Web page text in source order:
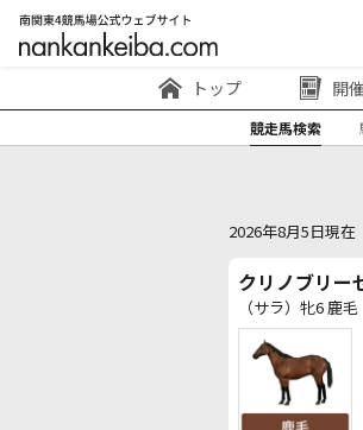
トップ 開
競走馬検索
2026年8月5日現在
クリノブリー
（サラ）牝6 鹿毛